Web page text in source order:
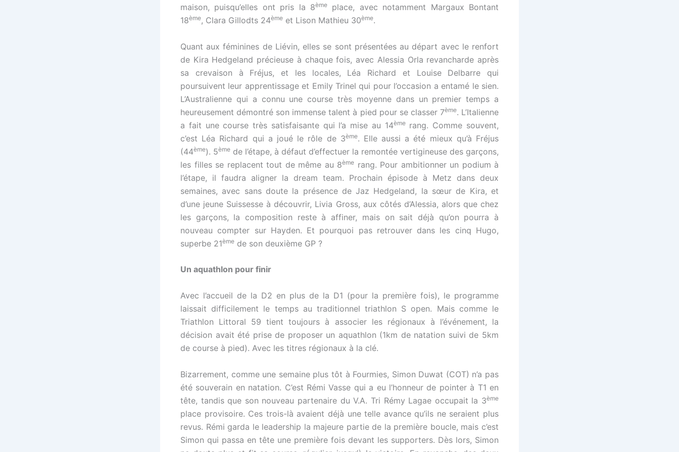
maison, puisqu’elles ont pris la 8ème
place, avec notamment Margaux Bontant
18ème, Clara Gillodts 24ème et Lison Mathieu 30ème.
Quant aux féminines de Liévin, elles se sont présentées au départ avec le renfort
de Kira Hedgeland précieuse à chaque fois, avec Alessia Orla revancharde après
sa crevaison à Fréjus, et les locales, Léa Richard et Louise Delbarre qui
poursuivent leur apprentissage et Emily Trinel qui pour l’occasion a entamé le sien.
L’Australienne qui a connu une course très moyenne dans un premier temps a
heureusement démontré son immense talent à pied pour se classer 7ème. L’Italienne
a fait une course très satisfaisante qui l’a mise au 14èmerang. Comme souvent,
c’est Léa Richard qui a joué le rôle de 3ème. Elle aussi a été mieux qu’à Fréjus
(44ème). 5ème de l’étape, à défaut d’effectuer la remontée vertigineuse des garçons,
les filles se replacent tout de même au 8ème rang. Pour ambitionner un podium à
l’étape, il faudra aligner la dream team. Prochain épisode à Metz dans deux
semaines, avec sans doute la présence de Jaz Hedgeland, la sœur de Kira, et
d’une jeune Suissesse à découvrir, Livia Gross, aux côtés d’Alessia, alors que chez
les garçons, la composition reste à affiner, mais on sait déjà qu’on pourra à
nouveau compter sur Hayden. Et pourquoi pas retrouver dans les cinq Hugo,
superbe 21ème de son deuxième GP ?
Un aquathlon pour finir
Avec l’accueil de la D2 en plus de la D1 (pour la première fois), le programme
laissait difficilement le temps au traditionnel triathlon S open. Mais comme le
Triathlon Littoral 59 tient toujours à associer les régionaux à l’événement, la
décision avait été prise de proposer un aquathlon (1km de natation suivi de 5km
de course à pied). Avec les titres régionaux à la clé.
Bizarrement, comme une semaine plus tôt à Fourmies, Simon Duwat (COT) n’a pas
été souverain en natation. C’est Rémi Vasse qui a eu l’honneur de pointer à T1 en
tête, tandis que son nouveau partenaire du V.A. Tri Rémy Lagae occupait la 3ème
place provisoire. Ces trois-là avaient déjà une telle avance qu’ils ne seraient plus
revus. Rémi garda le leadership la majeure partie de la première boucle, mais c’est
Simon qui passa en tête une première fois devant les supporters. Dès lors, Simon